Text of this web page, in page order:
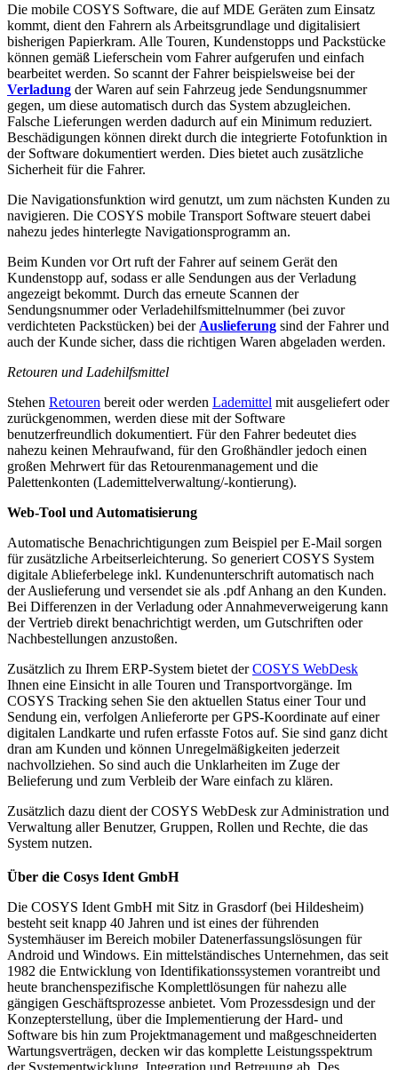
Die mobile COSYS Software, die auf MDE Geräten zum Einsatz
kommt, dient den Fahrern als Arbeitsgrundlage und digitalisiert
bisherigen Papierkram. Alle Touren, Kundenstopps und Packstücke
können gemäß Lieferschein vom Fahrer aufgerufen und einfach
bearbeitet werden. So scannt der Fahrer beispielsweise bei der
Verladung der Waren auf sein Fahrzeug jede Sendungsnummer
gegen, um diese automatisch durch das System abzugleichen.
Falsche Lieferungen werden dadurch auf ein Minimum reduziert.
Beschädigungen können direkt durch die integrierte Fotofunktion in
der Software dokumentiert werden. Dies bietet auch zusätzliche
Sicherheit für die Fahrer.
Die Navigationsfunktion wird genutzt, um zum nächsten Kunden zu
navigieren. Die COSYS mobile Transport Software steuert dabei
nahezu jedes hinterlegte Navigationsprogramm an.
Beim Kunden vor Ort ruft der Fahrer auf seinem Gerät den
Kundenstopp auf, sodass er alle Sendungen aus der Verladung
angezeigt bekommt. Durch das erneute Scannen der
Sendungsnummer oder Verladehilfsmittelnummer (bei zuvor
verdichteten Packstücken) bei der Auslieferung sind der Fahrer und
auch der Kunde sicher, dass die richtigen Waren abgeladen werden.
Retouren und Ladehilfsmittel
Stehen Retouren bereit oder werden Lademittel mit ausgeliefert oder
zurückgenommen, werden diese mit der Software
benutzerfreundlich dokumentiert. Für den Fahrer bedeutet dies
nahezu keinen Mehraufwand, für den Großhändler jedoch einen
großen Mehrwert für das Retourenmanagement und die
Palettenkonten (Lademittelverwaltung/-kontierung).
Web-Tool und Automatisierung
Automatische Benachrichtigungen zum Beispiel per E-Mail sorgen
für zusätzliche Arbeitserleichterung. So generiert COSYS System
digitale Ablieferbelege inkl. Kundenunterschrift automatisch nach
der Auslieferung und versendet sie als .pdf Anhang an den Kunden.
Bei Differenzen in der Verladung oder Annahmeverweigerung kann
der Vertrieb direkt benachrichtigt werden, um Gutschriften oder
Nachbestellungen anzustoßen.
Zusätzlich zu Ihrem ERP-System bietet derCOSYS WebDesk
Ihnen eine Einsicht in alle Touren und Transportvorgänge. Im
COSYS Tracking sehen Sie den aktuellen Status einer Tour und
Sendung ein, verfolgen Anlieferorte per GPS-Koordinate auf einer
digitalen Landkarte und rufen erfasste Fotos auf. Sie sind ganz dicht
dran am Kunden und können Unregelmäßigkeiten jederzeit
nachvollziehen. So sind auch die Unklarheiten im Zuge der
Belieferung und zum Verbleib der Ware einfach zu klären.
Zusätzlich dazu dient der COSYS WebDesk zur Administration und
Verwaltung aller Benutzer, Gruppen, Rollen und Rechte, die das
System nutzen.
Über die Cosys Ident GmbH
Die COSYS Ident GmbH mit Sitz in Grasdorf (bei Hildesheim)
besteht seit knapp 40 Jahren und ist eines der führenden
Systemhäuser im Bereich mobiler Datenerfassungslösungen für
Android und Windows. Ein mittelständisches Unternehmen, das seit
1982 die Entwicklung von Identifikationssystemen vorantreibt und
heute branchenspezifische Komplettlösungen für nahezu alle
gängigen Geschäftsprozesse anbietet. Vom Prozessdesign und der
Konzepterstellung, über die Implementierung der Hard- und
Software bis hin zum Projektmanagement und maßgeschneiderten
Wartungsverträgen, decken wir das komplette Leistungsspektrum
der Systementwicklung, Integration und Betreuung ab. Des